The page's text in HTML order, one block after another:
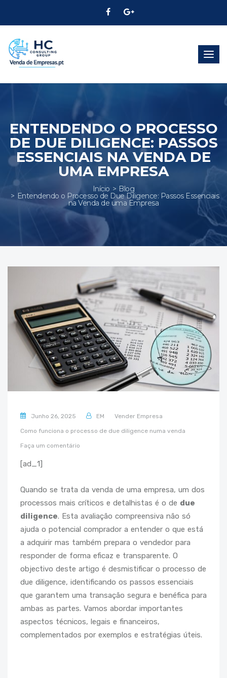
ENTENDENDO O PROCESSO
DE DUE DILIGENCE: PASSOS
ESSENCIAIS NA VENDA DE
UMA EMPRESA
Início Blog
Entendendo o Processo de Due Diligence: Passos Essenciais
na Venda de uma Empresa
Junho 26, 2025 EM Vender Empresa
Como funciona o processo de due diligence numa venda
Faça um comentário
[ad_1]
Quando se trata da venda de uma empresa, um dos
processos mais críticos e detalhistas é o de due
diligence. Esta avaliação compreensiva não só
ajuda o potencial comprador a entender o que está
a adquirir mas também prepara o vendedor para
responder de forma eficaz e transparente. O
objectivo deste artigo é desmistificar o processo de
due diligence, identificando os passos essenciais
que garantem uma transação segura e benéfica para
ambas as partes. Vamos abordar importantes
aspectos técnicos, legais e financeiros,
complementados por exemplos e estratégias úteis.